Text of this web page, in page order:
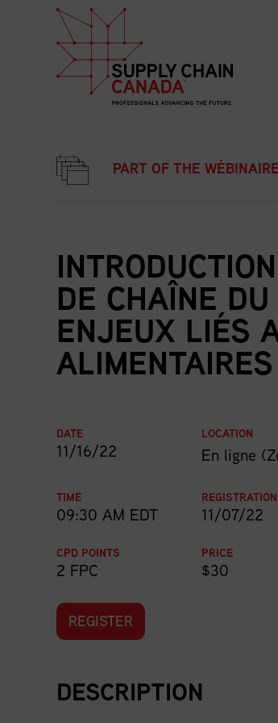
PART OF THE
DE CHAÎNE
ENJEUX LIÉS
DATE
11/16/22
LOCATION
En ligne
TIME
09:30 AM EDT 11/07/22
CPD POINTS
2 FPC
PRICE
$30
REGISTER
DESCRIPTION